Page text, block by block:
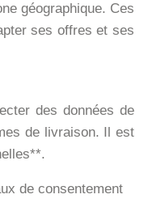
géographique. Ces
ses offres et ses
des données de
de livraison. Il est
de consentement